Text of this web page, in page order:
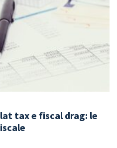
tax e fiscal drag: le